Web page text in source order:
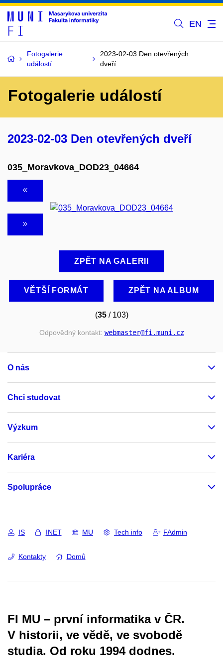
EN
Fotogalerie
událostí
2023-02-03 Den otevřených
dveří
Fotogalerie událostí
2023-02-03 Den otevřených dveří
035_Moravkova_DOD23_04664
ZPĚT NA GALERII
VĚTŠÍ FORMÁT ZPĚT NA ALBUM
(35/ 103)
Odpovědný kontakt: webmaster@fi.muni.cz
O nás
Chci studovat
Výzkum
Kariéra
Spolupráce
IS INET MU Tech info FAdmin
Kontakty Domů
FI MU – první informatika v ČR.
V historii, ve vědě, ve svobodě
studia. Od roku 1994 dodnes.